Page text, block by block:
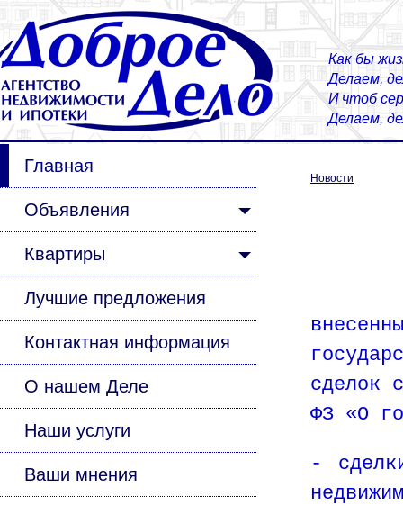
Как бы
Делаем,
И чтоб
Делаем,
Главная
Объявления
Квартиры
Лучшие предложения
Контактная информация
О нашем Деле
Наши услуги
Ваши мнения
Новости
сделок
ФЗ «О
-